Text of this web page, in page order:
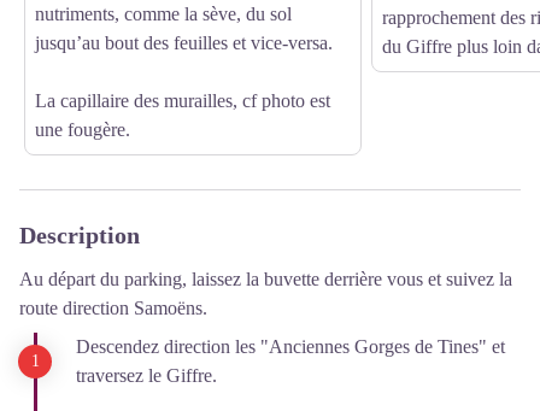
nutriments, comme la sève, du sol
jusqu’au bout des feuilles et vice-versa.
La capillaire des murailles, cf photo est
une fougère.
rapprochement des
du Giffre plus loin
Description
Au départ du parking, laissez la buvette derrière vous et suivez la
route direction Samoëns.
Descendez direction les "Anciennes Gorges de Tines" et
traversez le Giffre.